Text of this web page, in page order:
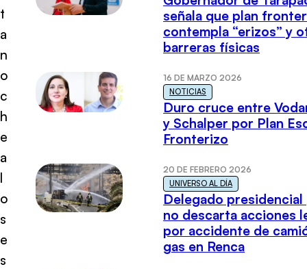
t
a
n
o
c
h
e
a
l
o
s
e
s
señala que plan
contempla “erizos” y
barreras físicas
16 DE MARZO 2026
NOTICIAS
Duro cruce entre
y Schalper por Plan
Fronterizo
20 DE FEBRERO 2026
UNIVERSO AL DÍA
Delegado presidencial
no descarta acciones
por accidente de
gas en Renca